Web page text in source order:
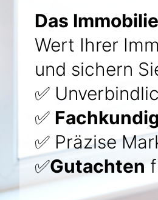
Das
Wert Ihrer
und sichern
✅
✅
✅ Präzise
✅Gutachten